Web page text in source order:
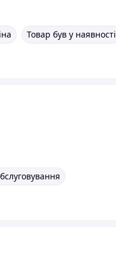
Товар був у наявності